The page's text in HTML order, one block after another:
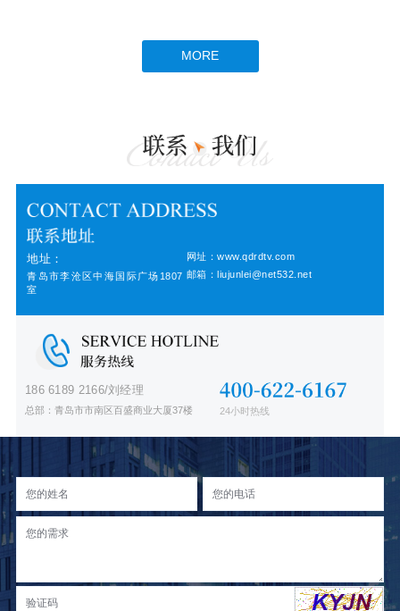
MORE
地址：
青岛市李沧区中海国际广场1807
室
网址：www.qdrdtv.com
邮箱：liujunlei@net532.net
186 6189 2166/刘经理
总部：青岛市市南区百盛商业大厦37楼 24小时热线